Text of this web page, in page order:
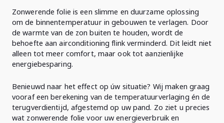
Zonwerende folie is een slimme en duurzame oplossing
om de binnentemperatuur in gebouwen te verlagen. Door
de warmte van de zon buiten te houden, wordt de
behoefte aan airconditioning flink verminderd. Dit leidt niet
alleen tot meer comfort, maar ook tot aanzienlijke
energiebesparing.
Benieuwd naar het effect op úw situatie? Wij maken graag
vooraf een berekening van de temperatuurverlaging én de
terugverdientijd, afgestemd op uw pand. Zo ziet u precies
wat zonwerende folie voor uw energieverbruik en